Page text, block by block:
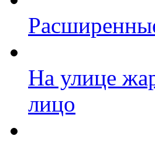
На улице
лицо